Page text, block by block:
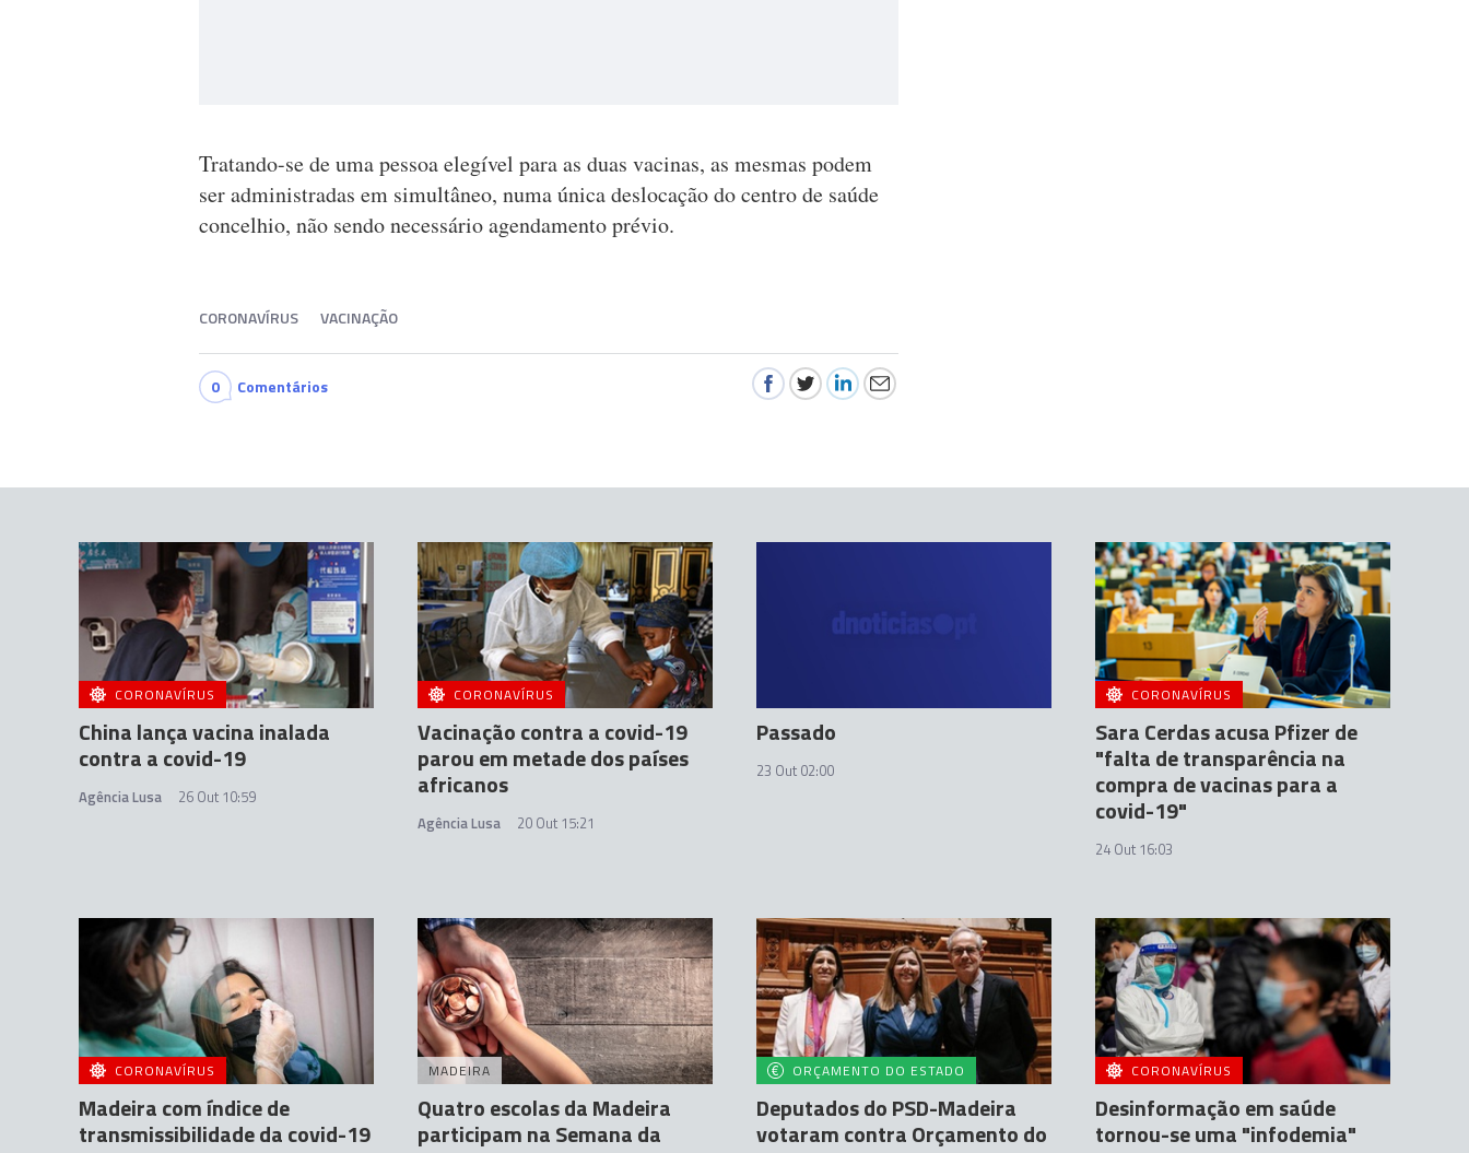
Tratando-se de uma pessoa elegível para as duas vacinas, as mesmas podem
ser administradas em simultâneo, numa única deslocação do centro de saúde
concelhio, não sendo necessário agendamento prévio.
CORONAVÍRUS VACINAÇÃO
0 Comentários
CORONAVÍRUS
China lança vacina inalada
contra a covid-19
Agência Lusa 26 Out 10:59
CORONAVÍRUS
Vacinação contra a covid-19
parou em metade dos países
africanos
Agência Lusa 20 Out 15:21
Passado
23 Out 02:00
CORONAVÍRUS
Sara Cerdas acusa Pfizer de
"falta de transparência na
compra de vacinas para a
covid-19"
24 Out 16:03
CORONAVÍRUS
Madeira com índice de
transmissibilidade da covid-19
MADEIRA
Quatro escolas da Madeira
participam na Semana da
ORÇAMENTO DO ESTADO
Deputados do PSD-Madeira
votaram contra Orçamento do
CORONAVÍRUS
Desinformação em saúde
tornou-se uma "infodemia"